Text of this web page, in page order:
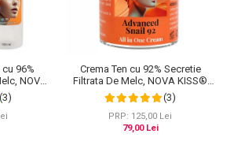
96%
NOVA
Serum,
(3)
Crema Ten cu 92% Secretie
Filtrata De Melc, NOVA KISS®
Advanced Snail 92 All In One,
100 g
(3)
PRP: 125,00 Lei
79,00 Lei